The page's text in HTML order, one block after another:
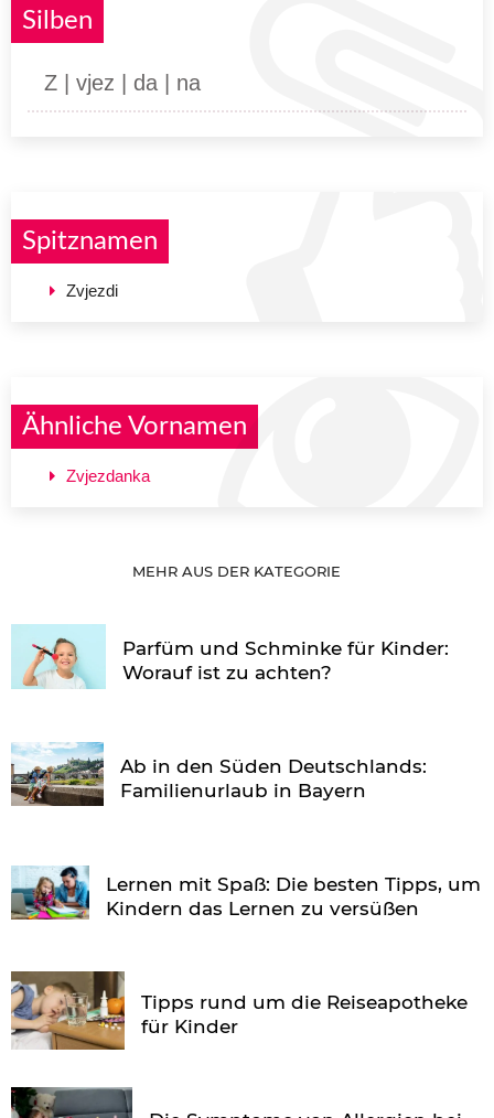
Silben
Z | vjez | da | na
Spitznamen
Zvjezdi
Ähnliche Vornamen
Zvjezdanka
MEHR AUS DER KATEGORIE
Parfüm und Schminke für Kinder:
Worauf ist zu achten?
Ab in den Süden Deutschlands:
Familienurlaub in Bayern
Lernen mit Spaß: Die besten Tipps, um
Kindern das Lernen zu versüßen
Tipps rund um die Reiseapotheke
für Kinder